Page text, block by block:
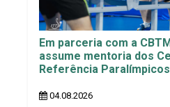
Em parceria com a
assume mentoria dos
Referência Paralímpicos
04.08.2026